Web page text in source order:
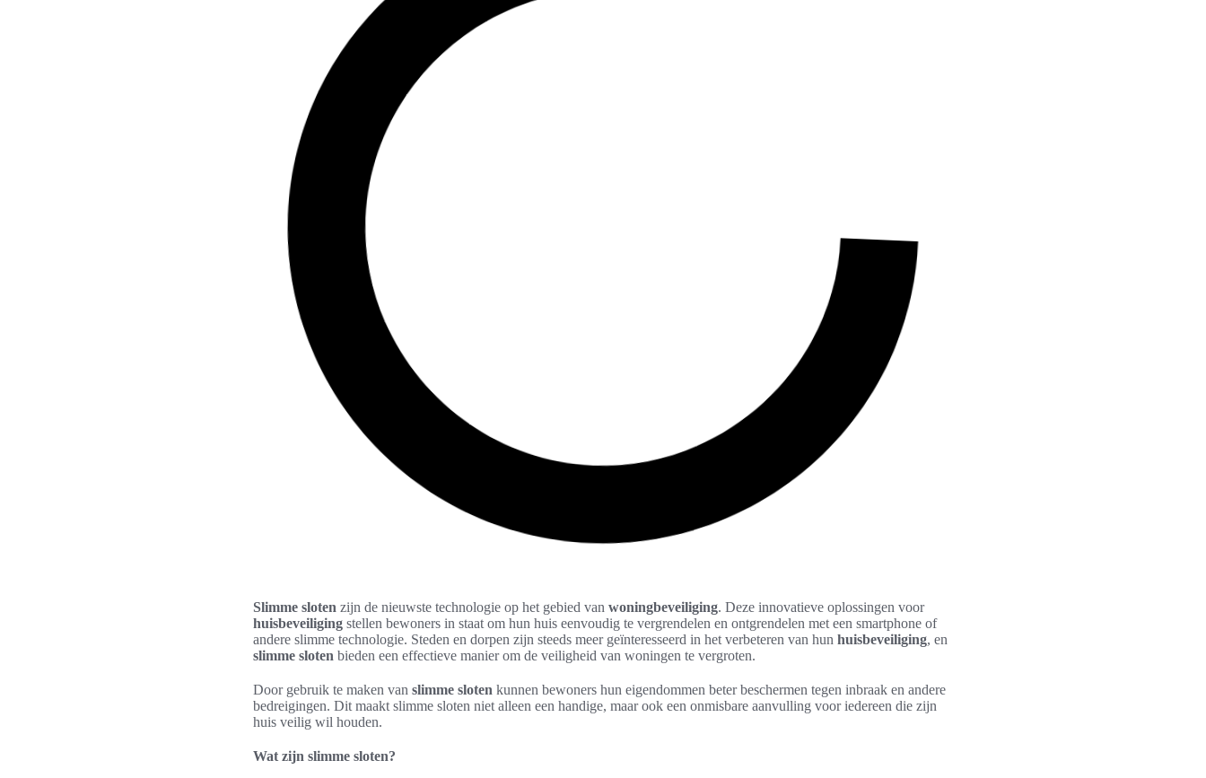
Slimme sloten zijn de nieuwste technologie op het gebied van woningbeveiliging. Deze innovatieve oplossingen voor
huisbeveiliging stellen bewoners in staat om hun huis eenvoudig te vergrendelen en ontgrendelen met een smartphone of
andere slimme technologie. Steden en dorpen zijn steeds meer geïnteresseerd in het verbeteren van hun huisbeveiliging, en
slimme sloten bieden een effectieve manier om de veiligheid van woningen te vergroten.
Door gebruik te maken van slimme sloten kunnen bewoners hun eigendommen beter beschermen tegen inbraak en andere
bedreigingen. Dit maakt slimme sloten niet alleen een handige, maar ook een onmisbare aanvulling voor iedereen die zijn
huis veilig wil houden.
Wat zijn slimme sloten?